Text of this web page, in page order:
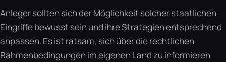
Anleger sollten sich der Möglichkeit solcher staatlichen
Eingriffe bewusst sein und ihre Strategien entsprechend
anpassen. Es ist ratsam, sich über die rechtlichen
Rahmenbedingungen im eigenen Land zu informieren